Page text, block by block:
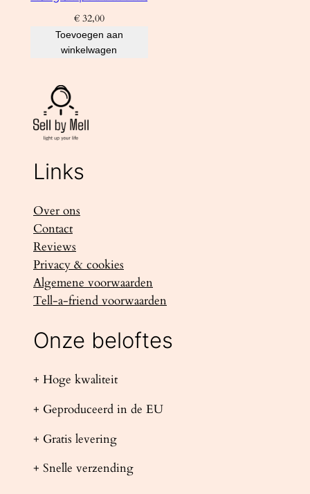
€32,00
Toevoegen aan
winkelwagen
Links
Over ons
Contact
Reviews
Privacy & cookies
Algemene voorwaarden
Tell-a-friend voorwaarden
Onze beloftes
+ Hoge kwaliteit
+ Geproduceerd in de EU
+ Gratis levering
+ Snelle verzending